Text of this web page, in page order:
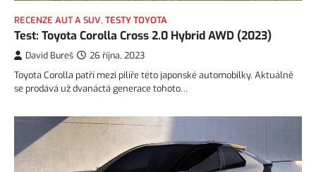
RECENZE AUT A SUV, TESTY TOYOTA
Test: Toyota Corolla Cross 2.0 Hybrid AWD (2023)
David Bureš
26 října, 2023
Toyota Corolla patří mezi pilíře této japonské automobilky. Aktuálně
se prodává už dvanáctá generace tohoto…